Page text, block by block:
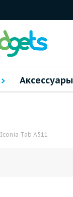
Аксессуары
Tab A511